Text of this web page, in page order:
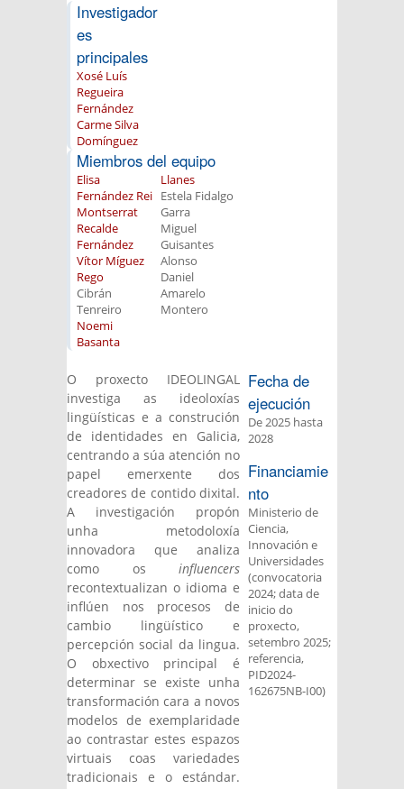
Investigador
es
principales
Xosé Luís
Regueira
Fernández
Carme Silva
Domínguez
Miembros del equipo
Elisa
Fernández Rei
Montserrat
Recalde
Fernández
Vítor Míguez
Rego
Cibrán
Tenreiro
Noemi
Basanta
Llanes
Estela Fidalgo
Garra
Miguel
Guisantes
Alonso
Daniel
Amarelo
Montero
O proxecto IDEOLINGAL
investiga as ideoloxías
lingüísticas e a construción
de identidades en Galicia,
centrando a súa atención no
papel emerxente dos
creadores de contido dixital.
A investigación propón
unha metodoloxía
innovadora que analiza
como os influencers
recontextualizan o idioma e
inflúen nos procesos de
cambio lingüístico e
percepción social da lingua.
O obxectivo principal é
determinar se existe unha
transformación cara a novos
modelos de exemplaridade
ao contrastar estes espazos
virtuais coas variedades
tradicionais e o estándar.
Fecha de
ejecución
De2025 hasta
2028
Financiamie
nto
Ministerio de
Ciencia,
Innovación e
Universidades
(convocatoria
2024; data de
inicio do
proxecto,
setembro 2025;
referencia,
PID2024-
162675NB-I00)